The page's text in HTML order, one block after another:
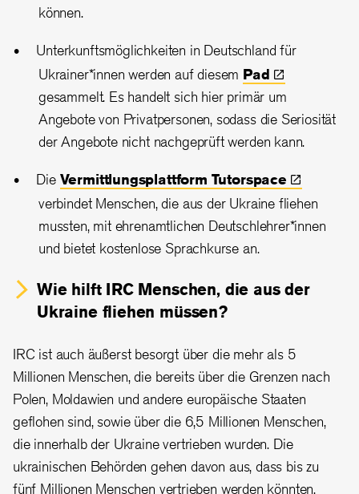
können.
Unterkunftsmöglichkeiten in Deutschland für
Ukrainer*innen werden auf diesem Pad
gesammelt. Es handelt sich hier primär um
Angebote von Privatpersonen, sodass die Seriosität
der Angebote nicht nachgeprüft werden kann.
Die Vermittlungsplattform Tutorspace
verbindet Menschen, die aus der Ukraine fliehen
mussten, mit ehrenamtlichen Deutschlehrer*innen
und bietet kostenlose Sprachkurse an.
Wie hilft IRC Menschen, die aus der
Ukraine fliehen müssen?
IRC ist auch äußerst besorgt über die mehr als 5
Millionen Menschen, die bereits über die Grenzen nach
Polen, Moldawien und andere europäische Staaten
geflohen sind, sowie über die 6,5 Millionen Menschen,
die innerhalb der Ukraine vertrieben wurden. Die
ukrainischen Behörden gehen davon aus, dass bis zu
fünf Millionen Menschen vertrieben werden könnten,